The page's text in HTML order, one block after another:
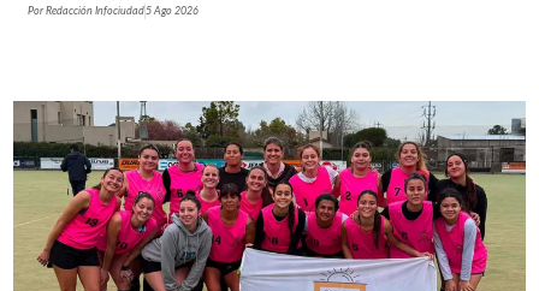
PorRedacción Infociudad5 Ago 2026